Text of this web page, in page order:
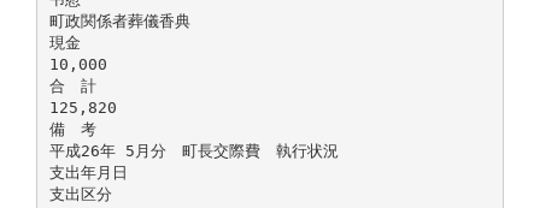
町政関係者葬儀香典
現金
10,000
合 計
125,820
備 考
平成26年 5月分 町長交際費 執行状況
支出年月日
支出区分